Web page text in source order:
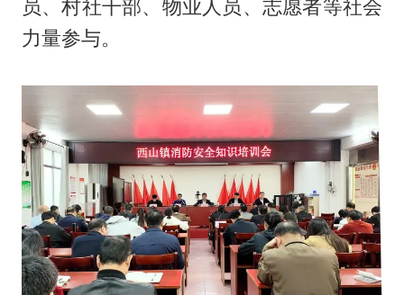
员、村社干部、物业人员、志愿者等社会
力量参与。